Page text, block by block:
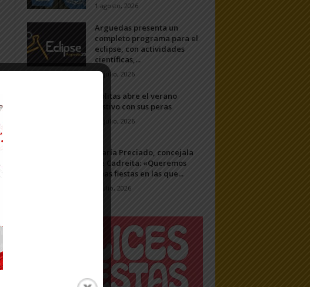
1 agosto, 2026
Arguedas presenta un
completo programa para el
eclipse, con actividades
científicas,...
20 julio, 2026
Ablitas abre el verano
festivo con sus peras
11 julio, 2026
María Preciado, concejala
de Cadreita: «Queremos
unas fiestas en las que...
7 julio, 2026